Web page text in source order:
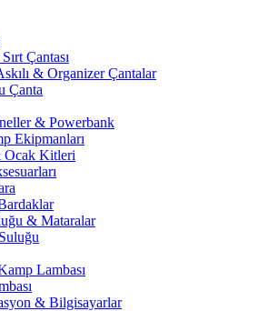
Çantası
& Organizer Çantalar
Çanta
& Powerbank
Ekipmanları
Ocak Kitleri
& Mataralar
Lambası
& Bilgisayarlar